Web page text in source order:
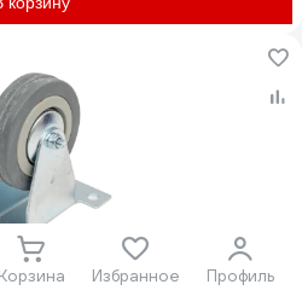
Корзина Избранное Профиль